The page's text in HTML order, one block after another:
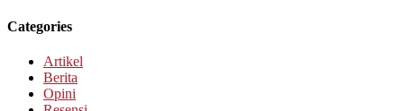
Categories
Artikel
Berita
Opini